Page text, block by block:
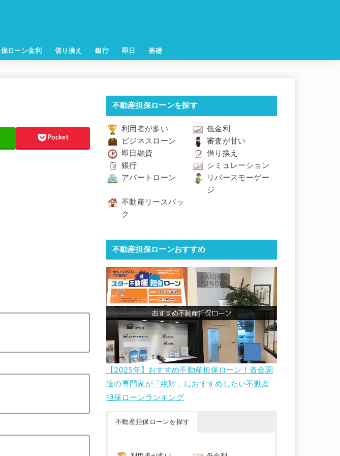
ローン金利 借り換え 銀行 即日 基礎
Pocket
不動産担保ローンを探す
利用者が多い
低金利
ビジネスローン
審査が甘い
即日融資
借り換え
銀行
シミュレーション
アパートローン
リバースモーゲー
ジ
不動産リースバッ
ク
不動産担保ローンおすすめ
【2025年】おすすめ不動産担保ローン！資金調
達の専門家が「絶対」におすすめしたい不動産
担保ローンランキング
不動産担保ローンを探す